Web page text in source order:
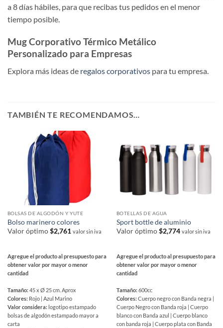
a 8 días hábiles, para que recibas tus pedidos en el menor
tiempo posible.
Mug Corporativo Térmico Metálico
Personalizado para Empresas
Explora más ideas de regalos corporativos para tu empresa.
TAMBIÉN TE RECOMENDAMOS…
BOLSAS DE ALGODÓN Y YUTE
Bolso marinero colores
Valor óptimo$2,761 valor sin iva
Agregue el producto al presupuesto para
obtener valor por mayor o menor
cantidad
Tamaño:45 x Ø 25 cm. Aprox
Colores: Rojo | Azul Marino
Valor considera: logotipo estampado
bolsas de algodón estampado mayor a
carta
BOTELLAS DE AGUA
Sport bottle de aluminio
Valor óptimo$2,774 valor sin iva
Agregue el producto al presupuesto para
obtener valor por mayor o menor
cantidad
Tamaño:600cc
Colores:Cuerpo negro con Banda negra |
Cuerpo Negro con Banda roja | Cuerpo
blanco con Banda azul | Cuerpo blanco
con banda roja | Cuerpo plata con Banda